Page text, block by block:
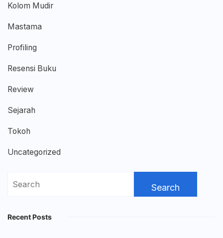
Kolom Mudir
Mastama
Profiling
Resensi Buku
Review
Sejarah
Tokoh
Uncategorized
Search
Recent Posts